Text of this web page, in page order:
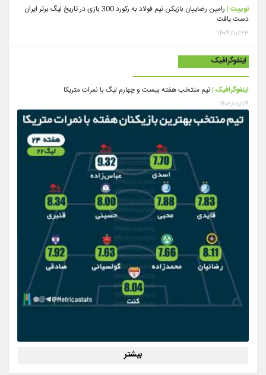
توییت |
رامین رضاییان بازیکن تیم فولاد به رکورد 300 بازی در تاریخ لیگ برتر ایران
دست یافت.
۱۴۰۴/۱۱/۲۳
اینفوگرافیک
اینفوگرافیک |تیم منتخب هفته بیست و چهارم لیگ با نمرات متریکا
۱۴۰۲/۰۱/۱۴
بیشتر